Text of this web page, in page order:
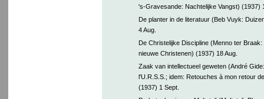
's-Gravesande: Nachtelijke Vangst) (1937)
De planter in de literatuur (Beb Vuyk:
4 Aug.
De Christelijke Discipline (Menno ter Braak:
nieuwe Christenen) (1937) 18 Aug.
Zaak van intellectueel geweten (André
l'U.R.S.S.; idem: Retouches à mon retour
(1937) 1 Sept.